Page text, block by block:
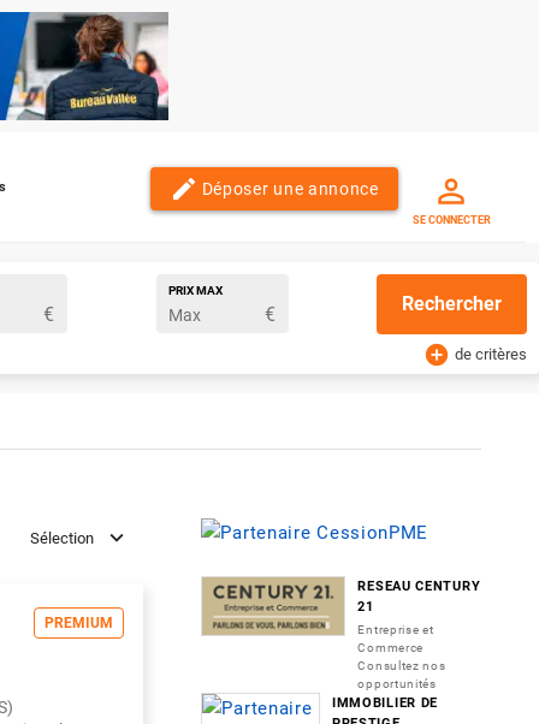
edit Déposer une annonce
SE CONNECTER
€
PRIX MAX
€ Rechercher
add_circle de critères
Sélection
PREMIUM
RESEAU CENTURY
21
Entreprise et
Commerce
Consultez nos
opportunités
IMMOBILIER DE